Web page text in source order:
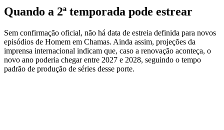
Quando a 2ª temporada pode estrear
Sem confirmação oficial, não há data de estreia definida para novos
episódios de Homem em Chamas. Ainda assim, projeções da
imprensa internacional indicam que, caso a renovação aconteça, o
novo ano poderia chegar entre 2027 e 2028, seguindo o tempo
padrão de produção de séries desse porte.